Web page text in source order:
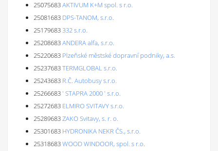
25075683AKTIVUM K+M spol. s r.o.
25081683 DPS-TANOM, s.r.o.
25179683332 s.r.o.
25208683ANDERA alfa, s.r.o.
25220683 Plzeňské městské dopravní podniky, a.s.
25237683TERMGLOBAL s.r.o.
25243683 R.Č. Autobusy s.r.o.
25266683' STAPRA 2000 ' s.r.o.
25272683 ELMIRO SVITAVY s.r.o.
25289683ZAKO Svitavy, s. r. o.
25301683 HYDRONIKA NEKR ČS., s.r.o.
25318683WOOD WINDOOR, spol. s r.o.